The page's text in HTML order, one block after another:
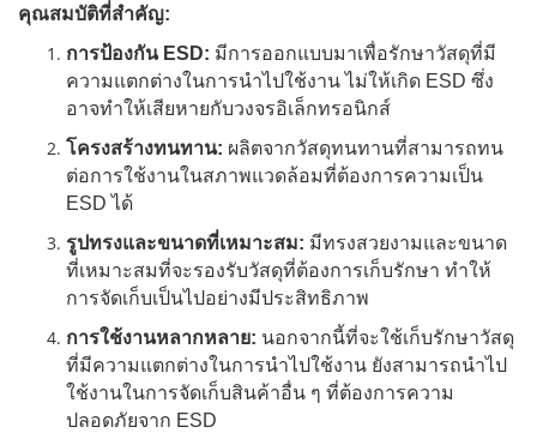
คุณสมบัติที่สำคัญ:
การป้องกัน ESD: มีการออกแบบมาเพื่อรักษาวัสดุที่มี
ความแตกต่างในการนำไปใช้งาน ไม่ให้เกิด ESD ซึ่ง
อาจทำให้เสียหายกับวงจรอิเล็กทรอนิกส์
โครงสร้างทนทาน: ผลิตจากวัสดุทนทานที่สามารถทน
ต่อการใช้งานในสภาพแวดล้อมที่ต้องการความเป็น
ESD ได้
รูปทรงและขนาดที่เหมาะสม: มีทรงสวยงามและขนาด
ที่เหมาะสมที่จะรองรับวัสดุที่ต้องการเก็บรักษา ทำให้
การจัดเก็บเป็นไปอย่างมีประสิทธิภาพ
การใช้งานหลากหลาย: นอกจากนี้ที่จะใช้เก็บรักษาวัสดุ
ที่มีความแตกต่างในการนำไปใช้งาน ยังสามารถนำไป
ใช้งานในการจัดเก็บสินค้าอื่น ๆ ที่ต้องการความ
ปลอดภัยจาก ESD